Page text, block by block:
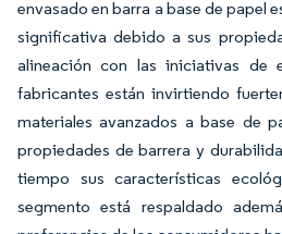
envasado en barra a base de papel
significativa debido a sus
alineación con las iniciativas de
fabricantes están invirtiendo
materiales avanzados a base de
propiedades de barrera y
tiempo sus características
segmento está respaldado